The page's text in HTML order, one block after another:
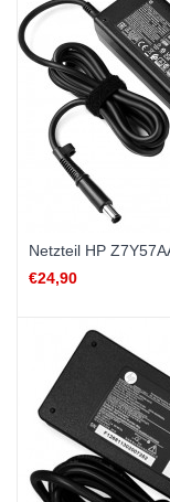
Netzteil HP
€24,90